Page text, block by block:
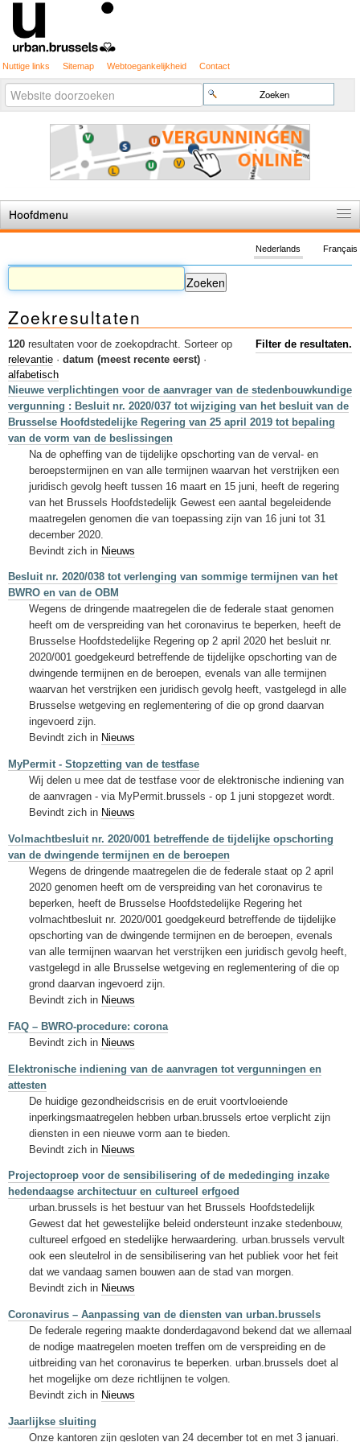
Nuttige links Sitemap Webtoegankelijkheid Contact
Zoek
Geavanceerd
zoeken...
Hoofdmenu
De spelregels
Stedenbouwkundige vergunning
Cartografie
Studies en publicaties
Sleutelwoorden
Stedenbouwkundige inlichtingen
Français
Nederlands
Zoekresultaten
120 resultaten voor de zoekopdracht. Filter de resultaten.
Sorteer op
relevantie · datum (meest recente eerst) ·
alfabetisch
Nieuwe verplichtingen voor de aanvrager van de stedenbouwkundige
vergunning : Besluit nr. 2020/037 tot wijziging van het besluit van de
Brusselse Hoofdstedelijke Regering van 25 april 2019 tot bepaling
van de vorm van de beslissingen
Na de opheffing van de tijdelijke opschorting van de verval- en
beroepstermijnen en van alle termijnen waarvan het verstrijken een
juridisch gevolg heeft tussen 16 maart en 15 juni, heeft de regering
van het Brussels Hoofdstedelijk Gewest een aantal begeleidende
maatregelen genomen die van toepassing zijn van 16 juni tot 31
december 2020.
Bevindt zich in Nieuws
Besluit nr. 2020/038 tot verlenging van sommige termijnen van het
BWRO en van de OBM
Wegens de dringende maatregelen die de federale staat genomen
heeft om de verspreiding van het coronavirus te beperken, heeft de
Brusselse Hoofdstedelijke Regering op 2 april 2020 het besluit nr.
2020/001 goedgekeurd betreffende de tijdelijke opschorting van de
dwingende termijnen en de beroepen, evenals van alle termijnen
waarvan het verstrijken een juridisch gevolg heeft, vastgelegd in alle
Brusselse wetgeving en reglementering of die op grond daarvan
ingevoerd zijn.
Bevindt zich in Nieuws
MyPermit - Stopzetting van de testfase
Wij delen u mee dat de testfase voor de elektronische indiening van
de aanvragen - via MyPermit.brussels - op 1 juni stopgezet wordt.
Bevindt zich in Nieuws
Volmachtbesluit nr. 2020/001 betreffende de tijdelijke opschorting
van de dwingende termijnen en de beroepen
Wegens de dringende maatregelen die de federale staat op 2 april
2020 genomen heeft om de verspreiding van het coronavirus te
beperken, heeft de Brusselse Hoofdstedelijke Regering het
volmachtbesluit nr. 2020/001 goedgekeurd betreffende de tijdelijke
opschorting van de dwingende termijnen en de beroepen, evenals
van alle termijnen waarvan het verstrijken een juridisch gevolg heeft,
vastgelegd in alle Brusselse wetgeving en reglementering of die op
grond daarvan ingevoerd zijn.
Bevindt zich in Nieuws
FAQ – BWRO-procedure: corona
Bevindt zich in Nieuws
Elektronische indiening van de aanvragen tot vergunningen en
attesten
De huidige gezondheidscrisis en de eruit voortvloeiende
inperkingsmaatregelen hebben urban.brussels ertoe verplicht zijn
diensten in een nieuwe vorm aan te bieden.
Bevindt zich in Nieuws
Projectoproep voor de sensibilisering of de mededinging inzake
hedendaagse architectuur en cultureel erfgoed
urban.brussels is het bestuur van het Brussels Hoofdstedelijk
Gewest dat het gewestelijke beleid ondersteunt inzake stedenbouw,
cultureel erfgoed en stedelijke herwaardering. urban.brussels vervult
ook een sleutelrol in de sensibilisering van het publiek voor het feit
dat we vandaag samen bouwen aan de stad van morgen.
Bevindt zich in Nieuws
Coronavirus – Aanpassing van de diensten van urban.brussels
De federale regering maakte donderdagavond bekend dat we allemaal
de nodige maatregelen moeten treffen om de verspreiding en de
uitbreiding van het coronavirus te beperken. urban.brussels doet al
het mogelijke om deze richtlijnen te volgen.
Bevindt zich in Nieuws
Jaarlijkse sluiting
Onze kantoren zijn gesloten van 24 december tot en met 3 januari.